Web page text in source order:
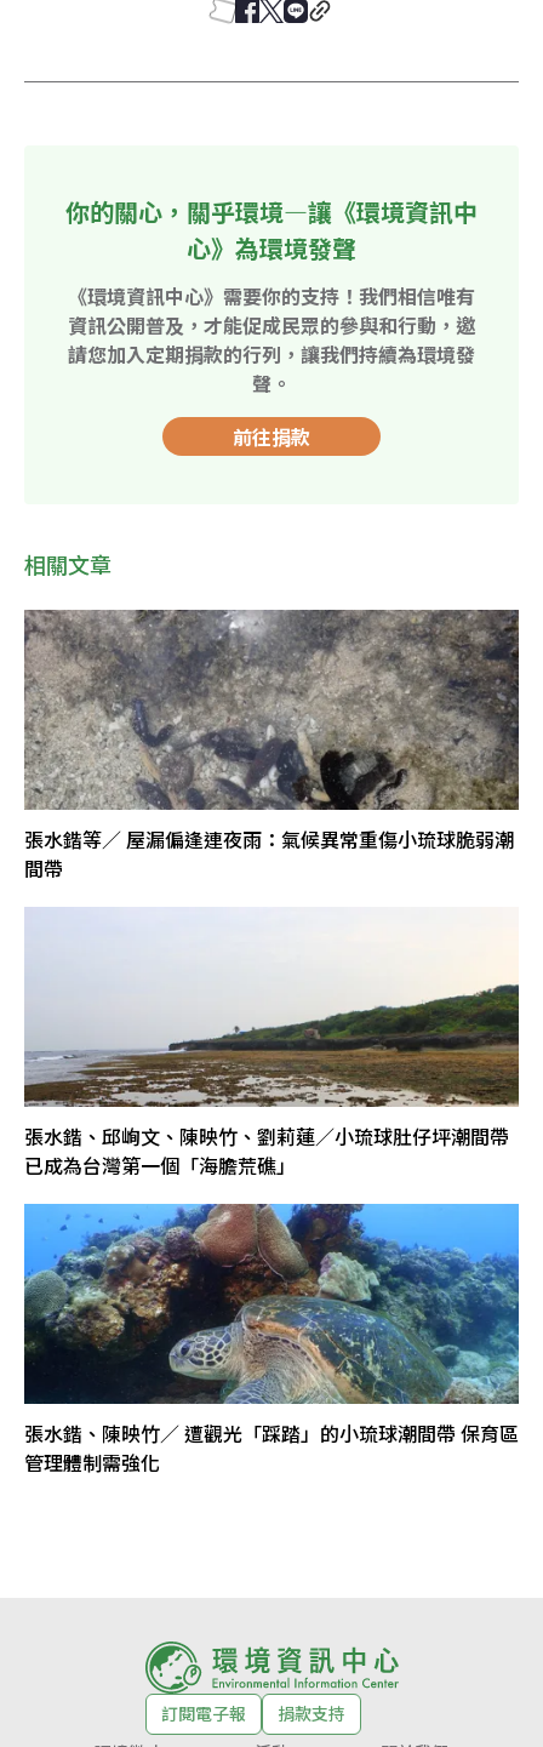
你的關心，關乎環境—讓《環境資訊中
心》為環境發聲
《環境資訊中心》需要你的支持！我們相信唯有
資訊公開普及，才能促成民眾的參與和行動，邀
請您加入定期捐款的行列，讓我們持續為環境發
聲。
前往捐款
相關文章
張水鍇等／ 屋漏偏逢連夜雨：氣候異常重傷小琉球脆弱潮
間帶
張水鍇、邱峋文、陳映竹、劉莉蓮／小琉球肚仔坪潮間帶
已成為台灣第一個「海膽荒礁」
張水鍇、陳映竹／ 遭觀光「踩踏」的小琉球潮間帶 保育區
管理體制需強化
訂閱電子報
捐款支持